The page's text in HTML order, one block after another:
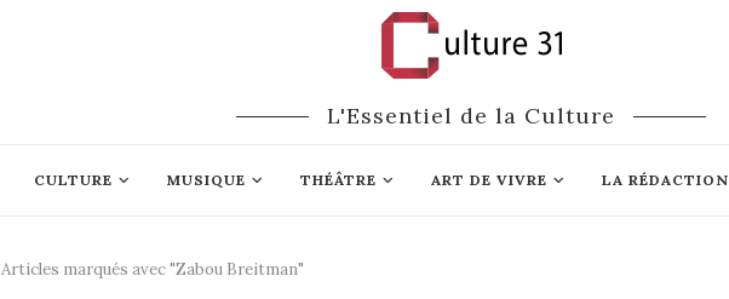
L'Essentiel de la Culture
CULTURE MUSIQUE THÉÂTRE ART DE VIVRE LA RÉDACTION
Articles marqués avec "Zabou Breitman"